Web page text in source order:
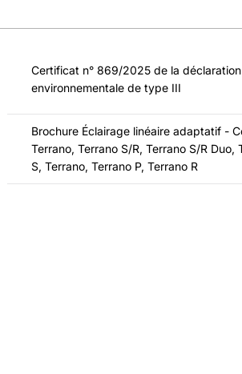
Certificat n° 869/2025 de la déclaration
environnementale de type III
Brochure Éclairage linéaire adaptatif -
Terrano, Terrano S/R, Terrano S/R Duo,
S, Terrano, Terrano P, Terrano R